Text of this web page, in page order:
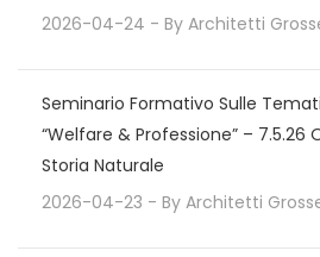
2026-04-24 - By Architetti
Seminario Formativo Sulle
“Welfare & Professione” – 7.5.26
Storia Naturale
2026-04-23 - By Architetti